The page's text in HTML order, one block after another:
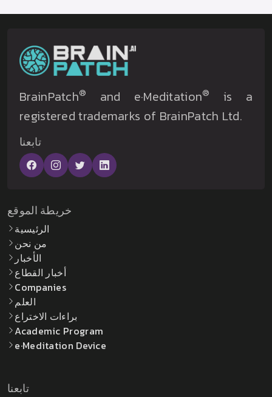
BrainPatch® and e·Meditation®
is a
registered trademarks of BrainPatch Ltd.
تابعنا
خريطة الموقع
الرئيسية
من نحن
الأخبار
أخبار القطاع
Companies
العلم
براءات الاختراع
Academic Program
e·Meditation Device
تابعنا